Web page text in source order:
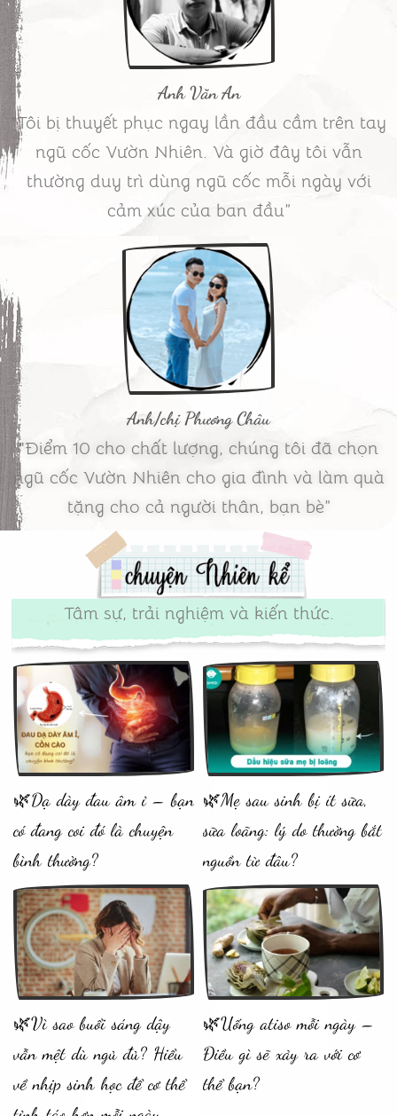
Anh Văn An
"Tôi bị thuyết phục ngay lần đầu cầm trên tay
ngũ cốc Vườn Nhiên. Và giờ đây tôi vẫn
thường duy trì dùng ngũ cốc mỗi ngày với
cảm xúc của ban đầu”
Anh/chị Phương Châu
"Điểm 10 cho chất lượng, chúng tôi đã chọn
ngũ cốc Vườn Nhiên cho gia đình và làm quà
tặng cho cả người thân, bạn bè”
Tâm sự, trải nghiệm và kiến thức.
🌿Dạ dày đau âm ỉ – bạn
có đang coi đó là chuyện
bình thường?
🌿Mẹ sau sinh bị ít sữa,
sữa loãng: lý do thường bắt
nguồn từ đâu?
🌿Vì sao buổi sáng dậy
vẫn mệt dù ngủ đủ? Hiểu
về nhịp sinh học để cơ thể
🌿Uống atiso mỗi ngày –
Điều gì sẽ xảy ra với cơ
thể bạn?